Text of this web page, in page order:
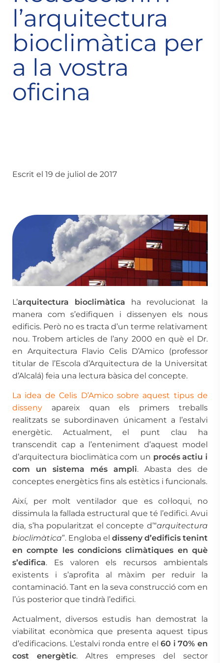
l’arquitectura
bioclimàtica per
a la vostra
oficina
Escrit el 19 de juliol de 2017
L’arquitectura bioclimàtica ha revolucionat la
manera com s’edifiquen i dissenyen els nous
edificis. Però no es tracta d’un terme relativament
nou. Trobem articles de l’any 2000 en què el Dr.
en Arquitectura Flavio Celis D’Amico (professor
titular de l’Escola d’Arquitectura de la Universitat
d’Alcalá) feia una lectura bàsica del concepte.
La idea de Celis D’Amico sobre aquest tipus de
disseny apareix quan els primers treballs
realitzats se subordinaven únicament a l’estalvi
energètic. Actualment, el punt clau ha
transcendit cap a l’enteniment d’aquest model
d’arquitectura bioclimàtica com un procés actiu i
com un sistema més ampli. Abasta des de
conceptes energètics fins als estètics i funcionals.
Així, per molt ventilador que es col·loqui, no
dissimula la fallada estructural que té l’edifici. Avui
dia, s’ha popularitzat el concepte d’“arquitectura
bioclimàtica”. Engloba el disseny d’edificis tenint
en compte les condicions climàtiques en què
s’edifica. Es valoren els recursos ambientals
existents i s’aprofita al màxim per reduir la
contaminació. Tant en la seva construcció com en
l’ús posterior que tindrà l’edifici.
Actualment, diversos estudis han demostrat la
viabilitat econòmica que presenta aquest tipus
d’edificacions. L’estalvi ronda entre el60 i 70% en
cost energètic. Altres empreses del sector